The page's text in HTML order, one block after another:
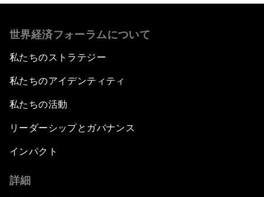
世界経済フォーラムについて
私たちのストラテジー
私たちのアイデンティティ
私たちの活動
リーダーシップとガバナンス
インパクト
詳細